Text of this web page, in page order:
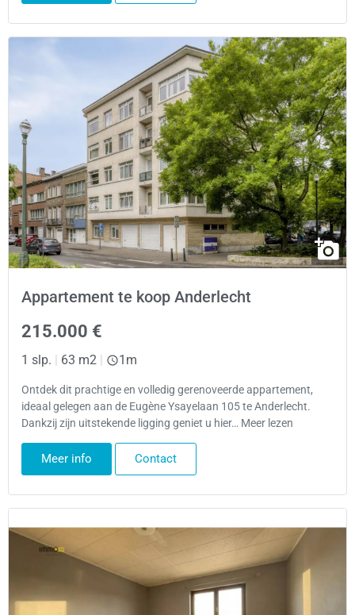
Appartement te koop Anderlecht
215.000 €
1 slp. 63 m2 1m
Ontdek dit prachtige en volledig gerenoveerde appartement,
ideaal gelegen aan de Eugène Ysayelaan 105 te Anderlecht.
Dankzij zijn uitstekende ligging geniet u hier… Meer lezen
Meer info Contact